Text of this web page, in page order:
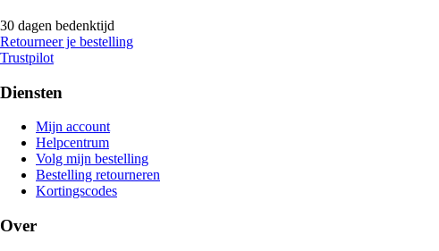
30 dagen bedenktijd
Retourneer je bestelling
Trustpilot
Diensten
Mijn account
Helpcentrum
Volg mijn bestelling
Bestelling retourneren
Kortingscodes
Over